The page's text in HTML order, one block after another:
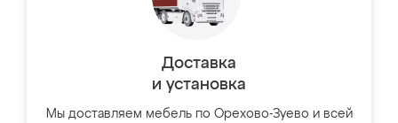
Доставка
и установка
Мы доставляем мебель по Орехово-Зуево и всей